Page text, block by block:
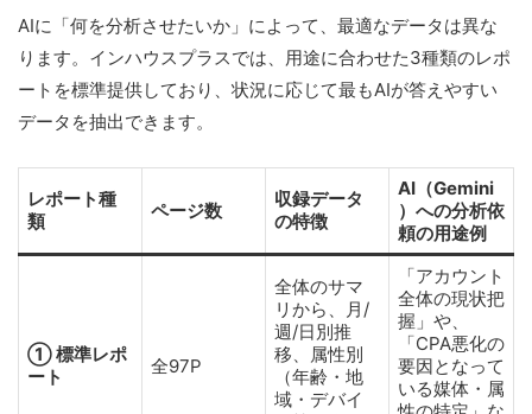
AIに「何を分析させたいか」によって、最適なデータは異な
ります。インハウスプラスでは、用途に合わせた3種類のレポ
ートを標準提供しており、状況に応じて最もAIが答えやすい
データを抽出できます。
レポート種
類
ページ数
収録データ
の特徴
AI（Gemini
）への分析依
頼の用途例
① 標準レポ
ート
全97P
全体のサマ
リから、月/
週/日別推
移、属性別
（年齢・地
域・デバイ
「アカウント
全体の現状把
握」や、
「CPA悪化の
要因となって
いる媒体・属